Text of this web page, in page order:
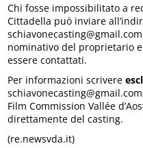
Chi fosse impossibilitato a
Cittadella può inviare
nominativo del proprietario
essere contattati.
Per informazioni scrivere
Film Commission Vallée
direttamente del casting.
(re.newsvda.it)